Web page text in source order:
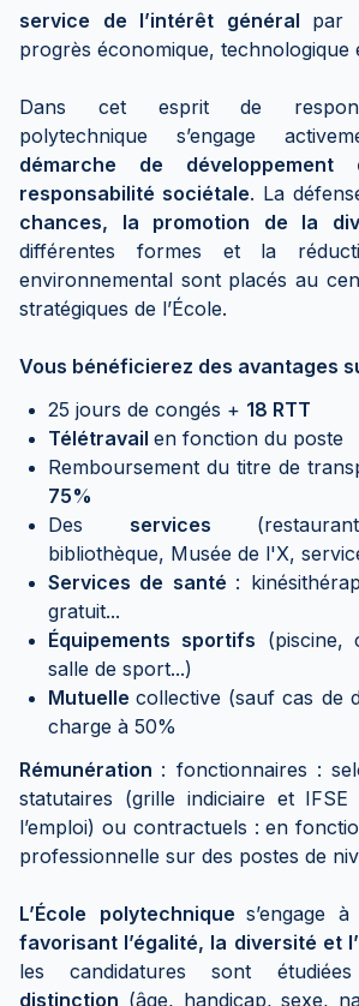
service de l’intérêt général par
progrès économique, technologique
Dans cet esprit de
polytechnique s’engage
démarche de
responsabilité sociétale. La
chances, la promotion de la
différentes formes et la
environnemental sont placés au
stratégiques de l’École.
Vous bénéficierez des avantages
25 jours de congés + 18 RTT
Télétravail en fonction du poste
Remboursement du titre de
75%
Des services
bibliothèque, Musée de l'X,
Services de santé :
gratuit...
Équipements sportifs (piscine,
salle de sport...)
Mutuellecollective (sauf cas de
charge à 50%
Rémunération : fonctionnaires :
statutaires (grille indiciaire et
l’emploi) ou contractuels : en
professionnelle sur des postes de
L’École polytechniques’engage
favorisant l’égalité, la diversité et
les candidatures sont
distinction (âge, handicap, sexe,